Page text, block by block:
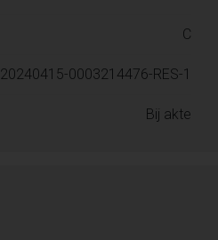
C
20240415-0003214476-RES-1
Bij akte